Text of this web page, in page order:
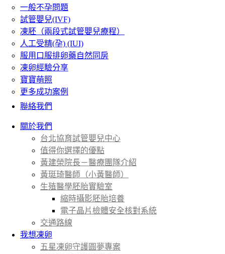
一般不孕問題
試管嬰兒(IVF)
凍胚（兩段式試管嬰兒療程）
人工受精(孕) (IUI)
服用口服排卵藥自然同房
凍卵經驗分享
寶寶萌照
更多成功案例
聯絡我們
關於我們
台北協育試管嬰兒中心
值得你選擇的優點
黃建榮院長－醫療團隊介紹
黃珽琦醫師（小黃醫師）
生殖醫學胚胎實驗室
縮時攝影胚胎培養
電子晶片檢體安全核對系統
交通路線
我想凍卵
五星凍卵守護圓夢專案